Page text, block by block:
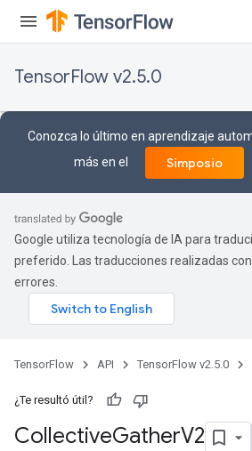
TensorFlow v2.5.0
Conozca lo último en aprendizaje
más en el
Simposio
Google utiliza tecnología de IA para
preferido. Las traducciones realizadas
errores.
TensorFlow API TensorFlow v2.5.0
¿Te resultó útil?
CollectiveGatherV2